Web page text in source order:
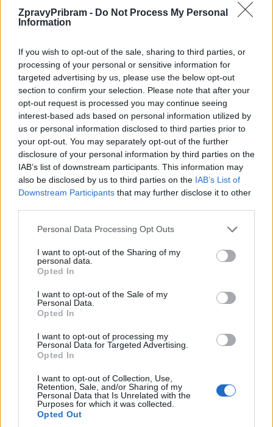
ZpravyPribram - Do Not Process My Personal
Information
If you wish to opt-out of the sale, sharing to third parties, or
processing of your personal or sensitive information for
targeted advertising by us, please use the below opt-out
section to confirm your selection. Please note that after your
opt-out request is processed you may continue seeing
interest-based ads based on personal information utilized by
us or personal information disclosed to third parties prior to
your opt-out. You may separately opt-out of the further
disclosure of your personal information by third parties on the
IAB’s list of downstream participants. This information may
also be disclosed by us to third parties on the IAB’s List of
Downstream Participants that may further disclose it to other
Personal Data Processing Opt Outs
I want to opt-out of the Sharing of my
personal data.
Opted In
I want to opt-out of the Sale of my
Personal Data.
Opted In
I want to opt-out of processing my
Personal Data for Targeted Advertising.
Opted In
I want to opt-out of Collection, Use,
Retention, Sale, and/or Sharing of my
Personal Data that Is Unrelated with the
Purposes for which it was collected.
Opted Out
a prozraďte aspoň trochu na co se diváci v provedení
příbramského divadla mohou těšit?
„Limonádový Joe v našem provedení je pojatý jako opravdu velké
představení se vším všudy. To znamená živá kapela, dámský
balet callgirls, přestřelky a oblíbené songy. Charizmatický Martin
Holzknecht jako Limonádový Joe a krásná Winnifred v podání
Elišky Nejedlé nemají chybu. Horác alias Hogo Fogo v podání
Aleše Hámy je opravdu hereckým zážitkem a představuje Aleše
Hámu úplně v jiné roli, než ho znáte z televizních obrazovek.
Režie uměleckého šéfa Milana Schejbala je tradičně na vysoké
úrovni a výtvarné pojetí jak scény tak kostýmů Miroslava Krále
svojí bohatostí téměř vyráží dech. Nemohu vynechat choreografii
současné divadelní scény Zdeňka Dočekala. Prostě přijďte,
Dlouho jste měl ve své kanceláři divadelní repliku houslí
právě z Limonádníka, které měl ve hře Gripo ukousnout.
Máte je ještě? Případně zahrají si v příbramské verzi?
„Housle v kanceláři nemám, věnoval jsem je do aukce na psí
útulek v Příbrami a tuším, že si je koupila Helena Karochová. Až
bude zase nějaká aukce mám u sebe ještě i první kytaru Vojty
Záveského.“
V současné době společností rezonují dvě témata – covid